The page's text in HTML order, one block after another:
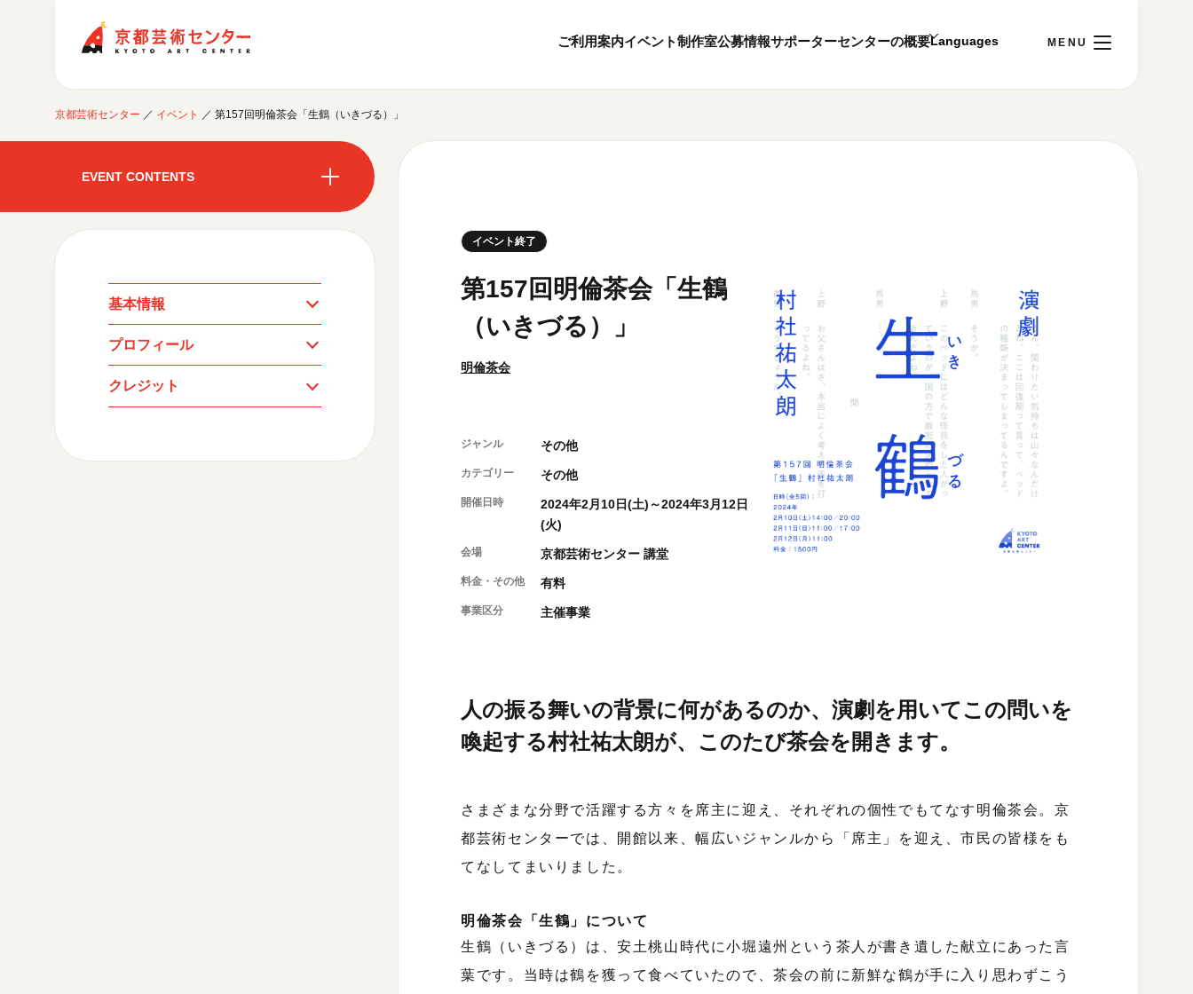
ご利用案内イベント制作室公募情報サポーターセンターの概要
ご利用案内
取材／視察・見学／撮影
イベントに参加する
開催中のイベント
制作室を使う
公募情報
京都芸術センターの歩み
概要・理念・運営体制
連携事業のご案内
ご利用案内
お問い合わせ
閲覧支援
サイトポリシー&プライバシーポリシー
オフィシャルSNS
京都芸術センター ／ イベント ／ 第157回明倫茶会「生鶴（いきづる）」
イベント終了
第157回明倫茶会「生鶴
（いきづる）」
明倫茶会
ジャンル その他
カテゴリー その他
開催日時
2024年2月10日(土)～2024年3月12日
(火)
会場 京都芸術センター 講堂
料金・その他 有料
事業区分 主催事業
EVENT CONTENTS
開催中のイベント
月間スケジュール
これまでのイベント
基本情報
プロフィール
クレジット
人の振る舞いの背景に何があるのか、演劇を用いてこの問いを
喚起する村社祐太朗が、このたび茶会を開きます。
さまざまな分野で活躍する方々を席主に迎え、それぞれの個性でもてなす明倫茶会。京
都芸術センターでは、開館以来、幅広いジャンルから「席主」を迎え、市民の皆様をも
てなしてまいりました。
明倫茶会「生鶴」について
生鶴（いきづる）は、安土桃山時代に小堀遠州という茶人が書き遺した献立にあった言
葉です。当時は鶴を獲って食べていたので、茶会の前に新鮮な鶴が手に入り思わずこう